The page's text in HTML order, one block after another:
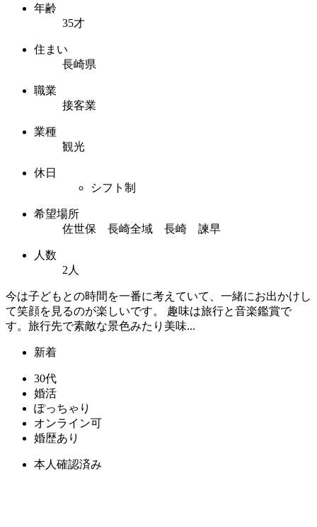
年齢
35才
住まい
長崎県
職業
接客業
業種
観光
休日
シフト制
希望場所
佐世保 長崎全域 長崎 諫早
人数
2人
今は子どもとの時間を一番に考えていて、一緒にお出かけし
て笑顔を見るのが楽しいです。 趣味は旅行と音楽鑑賞で
す。旅行先で素敵な景色みたり美味...
新着
30代
婚活
ぽっちゃり
オンライン可
婚歴あり
本人確認済み